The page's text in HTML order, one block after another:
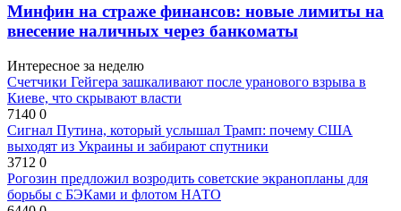
Минфин на страже финансов: новые лимиты на
внесение наличных через банкоматы
Интересное за неделю
Счетчики Гейгера зашкаливают после уранового взрыва в
Киеве, что скрывают власти
7140 0
Сигнал Путина, который услышал Трамп: почему США
выходят из Украины и забирают спутники
3712 0
Рогозин предложил возродить советские экранопланы для
борьбы с БЭКами и флотом НАТО